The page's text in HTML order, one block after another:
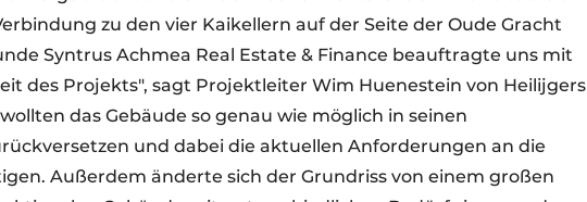
zu den vier Kaikellern auf der Seite der Oude Gracht
Syntrus Achmea Real Estate & Finance beauftragte uns mit
des Projekts", sagt Projektleiter Wim Huenestein von Heilijgers
das Gebäude so genau wie möglich in seinen
und dabei die aktuellen Anforderungen an die
Außerdem änderte sich der Grundriss von einem großen